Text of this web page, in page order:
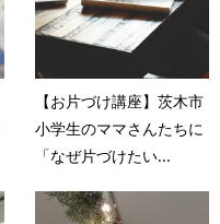
【お片づけ講座】茨木市
小学生のママさんたちに
「なぜ片づけたい...